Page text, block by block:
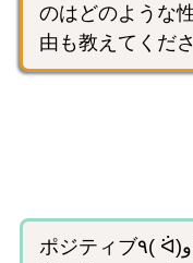
のはどのような
由も教えてくだ
ポジティブ٩( ᐛ)و自分を持ってる人！叶えたい